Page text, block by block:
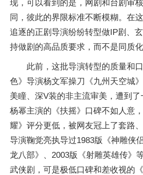
现，可以看到的是，网剧和台剧审
同，彼此的界限标准不断模糊。在
追逐的正剧导演纷纷转型做IP剧、
持做剧的高品质要求，而不是同质化
此前，这批导演转型的质量和
色》导演杨文军操刀《九州天空城
美瞳、深V装的非主流审美，遭到了
杨幂主演的《扶摇》口碑不如人意
耀》评分更低，被网友冠上了套路
导演鞠觉亮执导过1983版《神雕侠
龙八部》、2003版《射雕英雄传》
武侠剧，可是极低口碑和差收视的